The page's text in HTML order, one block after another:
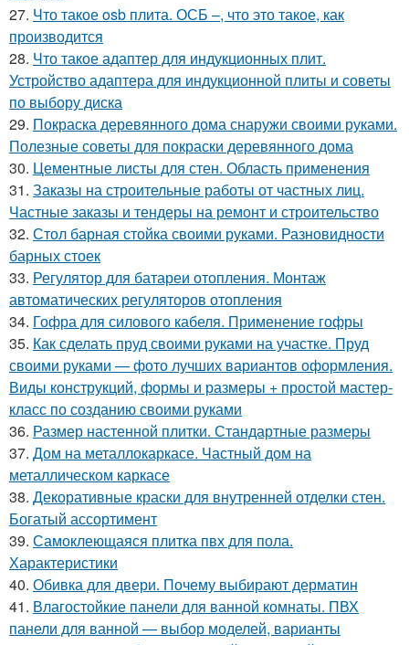
27. Что такое osb плита. ОСБ –, что это такое, как
производится
28. Что такое адаптер для индукционных плит.
Устройство адаптера для индукционной плиты и советы
по выбору диска
29. Покраска деревянного дома снаружи своими руками.
Полезные советы для покраски деревянного дома
30. Цементные листы для стен. Область применения
31. Заказы на строительные работы от частных лиц.
Частные заказы и тендеры на ремонт и строительство
32. Стол барная стойка своими руками. Разновидности
барных стоек
33. Регулятор для батареи отопления. Монтаж
автоматических регуляторов отопления
34. Гофра для силового кабеля. Применение гофры
35. Как сделать пруд своими руками на участке. Пруд
своими руками — фото лучших вариантов оформления.
Виды конструкций, формы и размеры + простой мастер-
класс по созданию своими руками
36. Размер настенной плитки. Стандартные размеры
37. Дом на металлокаркасе. Частный дом на
металлическом каркасе
38. Декоративные краски для внутренней отделки стен.
Богатый ассортимент
39. Самоклеющаяся плитка пвх для пола.
Характеристики
40. Обивка для двери. Почему выбирают дерматин
41. Влагостойкие панели для ванной комнаты. ПВХ
панели для ванной — выбор моделей, варианты